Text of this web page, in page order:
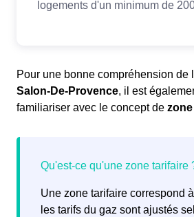
Pour une bonne compréhension de
Salon-De-Provence, il est
familiariser avec le concept de
Une zone tarifaire correspond
les tarifs du gaz sont ajustés